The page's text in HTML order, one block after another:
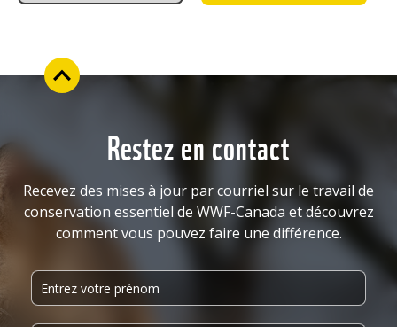
Restez en contact
Recevez des mises à jour par courriel sur le travail de
conservation essentiel de WWF-Canada et découvrez
comment vous pouvez faire une différence.